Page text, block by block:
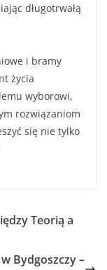
długotrwałą
i bramy
życia
wyborowi,
rozwiązaniom
się nie tylko
Teorią a
Bydgoszczy –